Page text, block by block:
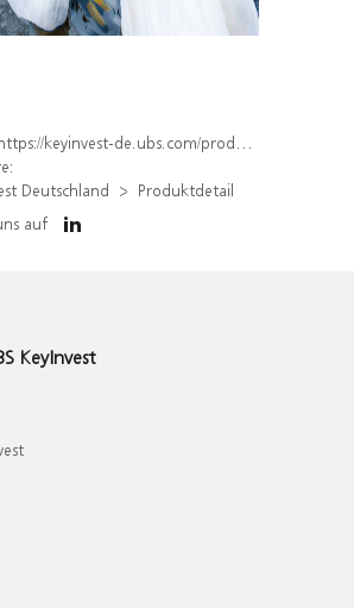
keyinvest-de.ubs.com/produkt/detail/index/isin/DE000WA7SZ19
Deutschland
Produktdetail
auf
KeyInvest